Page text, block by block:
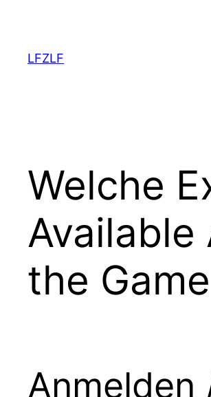
contenu
LFZLF
Welche
Available
the
Anmelden